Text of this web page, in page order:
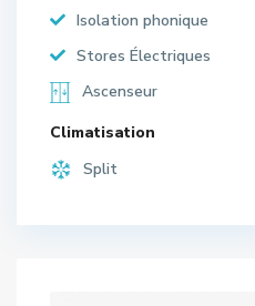
Isolation phonique
Stores Électriques
Ascenseur
Climatisation
Split